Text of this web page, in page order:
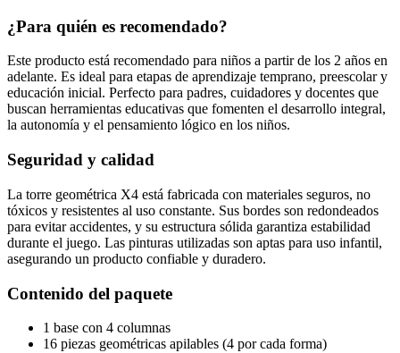
¿Para quién es recomendado?
Este producto está recomendado para niños a partir de los 2 años en
adelante. Es ideal para etapas de aprendizaje temprano, preescolar y
educación inicial. Perfecto para padres, cuidadores y docentes que
buscan herramientas educativas que fomenten el desarrollo integral,
la autonomía y el pensamiento lógico en los niños.
Seguridad y calidad
La torre geométrica X4 está fabricada con materiales seguros, no
tóxicos y resistentes al uso constante. Sus bordes son redondeados
para evitar accidentes, y su estructura sólida garantiza estabilidad
durante el juego. Las pinturas utilizadas son aptas para uso infantil,
asegurando un producto confiable y duradero.
Contenido del paquete
1 base con 4 columnas
16 piezas geométricas apilables (4 por cada forma)